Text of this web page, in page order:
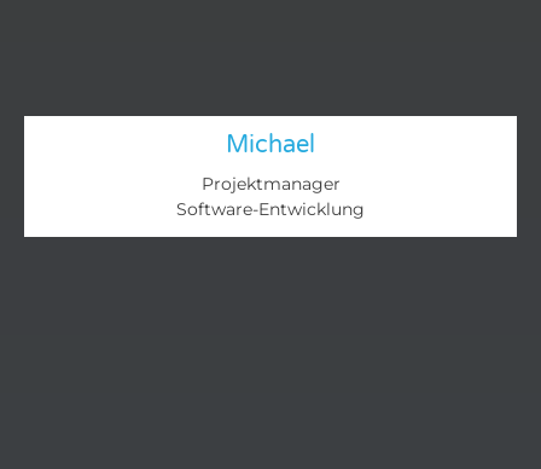
Michael
Projektmanager
Software-Entwicklung